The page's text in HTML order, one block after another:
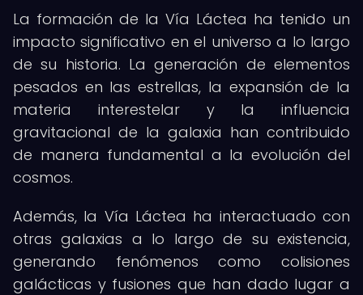
La formación de la Vía Láctea ha tenido un
impacto significativo en el universo a lo largo
de su historia. La generación de elementos
pesados en las estrellas, la expansión de la
materia interestelar y la influencia
gravitacional de la galaxia han contribuido
de manera fundamental a la evolución del
cosmos.
Además, la Vía Láctea ha interactuado con
otras galaxias a lo largo de su existencia,
generando fenómenos como colisiones
galácticas y fusiones que han dado lugar a